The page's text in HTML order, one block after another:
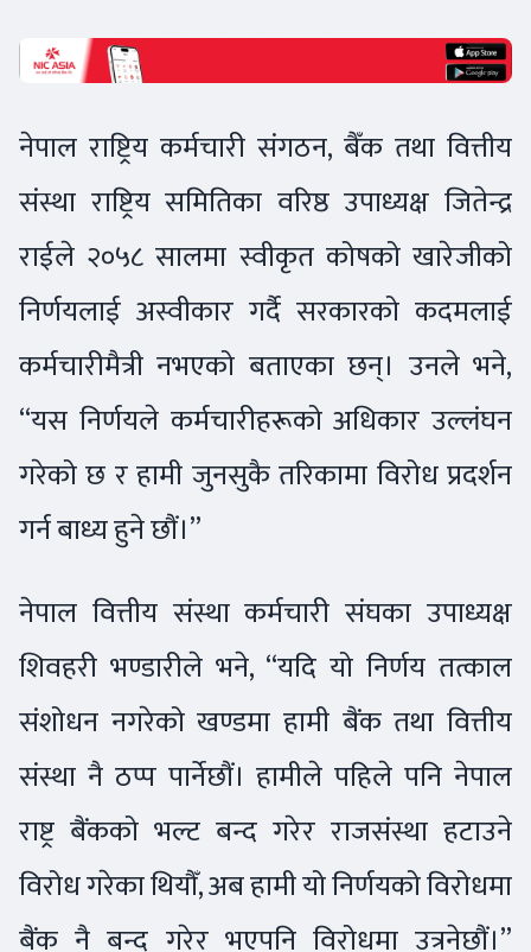
नेपाल राष्ट्रिय कर्मचारी संगठन, बैँक तथा वित्तीय
संस्था राष्ट्रिय समितिका वरिष्ठ उपाध्यक्ष जितेन्द्र
राईले २०५८ सालमा स्वीकृत कोषको खारेजीको
निर्णयलाई अस्वीकार गर्दै सरकारको कदमलाई
कर्मचारीमैत्री नभएको बताएका छन्। उनले भने,
“यस निर्णयले कर्मचारीहरूको अधिकार उल्लंघन
गरेको छ र हामी जुनसुकै तरिकामा विरोध प्रदर्शन
गर्न बाध्य हुने छौं।”
नेपाल वित्तीय संस्था कर्मचारी संघका उपाध्यक्ष
शिवहरी भण्डारीले भने, “यदि यो निर्णय तत्काल
संशोधन नगरेको खण्डमा हामी बैंक तथा वित्तीय
संस्था नै ठप्प पार्नेछौं। हामीले पहिले पनि नेपाल
राष्ट्र बैंकको भल्ट बन्द गरेर राजसंस्था हटाउने
विरोध गरेका थियौँ, अब हामी यो निर्णयको विरोधमा
बैंक नै बन्द गरेर भएपनि विरोधमा उत्रनेछौं।”